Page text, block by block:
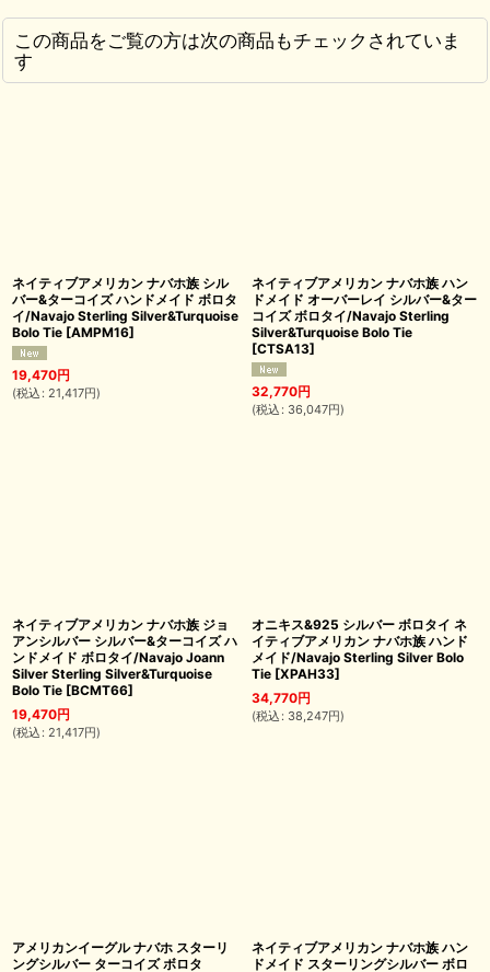
この商品をご覧の方は次の商品もチェックされていま
す
ネイティブアメリカン ナバホ族 シル
バー&ターコイズ ハンドメイド ボロタ
イ/Navajo Sterling Silver&Turquoise
Bolo Tie [AMPM16]
19,470円
(税込 : 21,417円)
ネイティブアメリカン ナバホ族 ハン
ドメイド オーバーレイ シルバー&ター
コイズ ボロタイ/Navajo Sterling
Silver&Turquoise Bolo Tie
[CTSA13]
32,770円
(税込 : 36,047円)
ネイティブアメリカン ナバホ族 ジョ
アンシルバー シルバー&ターコイズ ハ
ンドメイド ボロタイ/Navajo Joann
Silver Sterling Silver&Turquoise
Bolo Tie [BCMT66]
19,470円
(税込 : 21,417円)
オニキス&925 シルバー ボロタイ ネ
イティブアメリカン ナバホ族 ハンド
メイド/Navajo Sterling Silver Bolo
Tie [XPAH33]
34,770円
(税込 : 38,247円)
アメリカンイーグル ナバホ スターリ
ングシルバー ターコイズ ボロタ
ネイティブアメリカン ナバホ族 ハン
ドメイド スターリングシルバー ボロ